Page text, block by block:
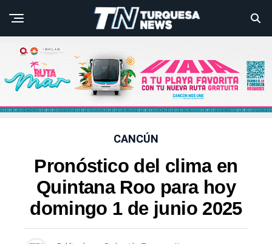
CANCÚN
Pronóstico del clima en
Quintana Roo para hoy
domingo 1 de junio 2025